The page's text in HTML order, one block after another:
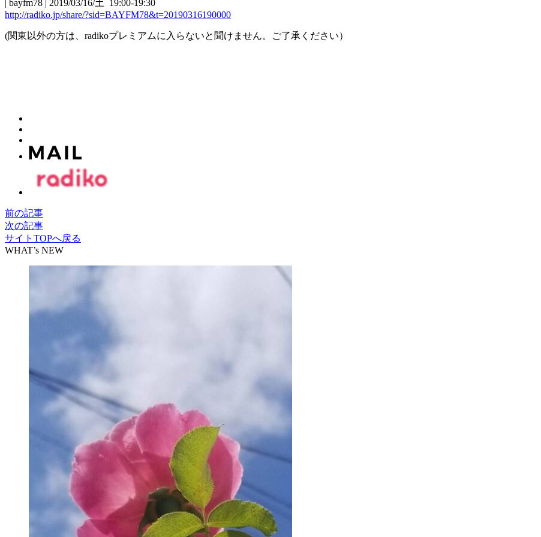
| bayfm78 | 2019/03/16/土 19:00-19:30
http://radiko.jp/share/?sid=BAYFM78&t=20190316190000
(関東以外の方は、radikoプレミアムに入らないと聞けません。ご了承ください）
前の記事
次の記事
サイトTOPへ戻る
WHAT’s NEW